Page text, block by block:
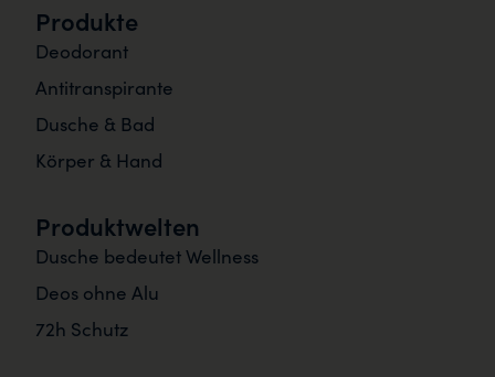
Produkte
Deodorant
Antitranspirante
Dusche & Bad
Körper & Hand
Produktwelten
Dusche bedeutet Wellness
Deos ohne Alu
72h Schutz